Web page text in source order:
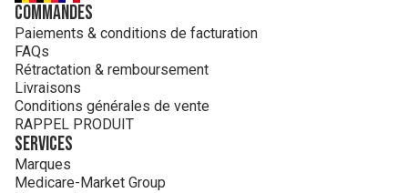
Commandes
Paiements & conditions de facturation
FAQs
Rétractation & remboursement
Livraisons
Conditions générales de vente
RAPPEL PRODUIT
Services
Marques
Medicare-Market Group